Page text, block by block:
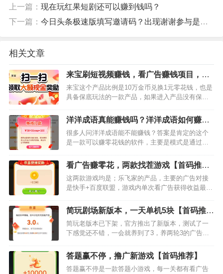
上一篇： 现在玩红果短剧还可以赚到钱吗？
下一篇： 今日头条极速版填写邀请码？出现谢谢参与是什么意思？
相关文章
来宝刷短视频赚钱，看广告赚钱项目，看
广告有保底，单机一天10+以上（首码发
布）
来宝这个产品比例是10万金币兑换1元零花钱，也是
具备保底玩法的一款产品，如果进入产品没有保底
项目。一般手机注册登录后都可以看4-5次0.5元的广
告，保底可以…
洋洋成语真能赚钱吗？洋洋成语如何赚钱
【首码推荐】
很多人问洋洋成语能不能赚钱？答案是肯定的这个
是一款可以赚零花钱的软件，主要是模式是通过看
现到微信，不过要又心里准备，毕竟是通过看广告
赚钱，肯定是只能赚点零花…
看广告赚零花，两款找茬游戏【首码推
荐】
这两款游戏均是；乐飞家的产品，主要的广告对接
是快手+百度联盟，游戏内单次看广告获得收益最高
好运找茬下面是找茬找不停点我下载进入游戏后找
出图片不同点通…
简玩剧场新版本，一天单机5块【首码推
荐】
简玩老版本已下架，官方推出了新版本，测试了一
下感觉还不错，一会就养到了3，养两轮3的广告应
升了20分钟左右，然后点获取任务就是看一轮广告
给3元奖励。估计每次…
答题赢不停，撸广新游戏【首码推荐】
答题赢不停是一款答题小游戏，每一关都有看广告